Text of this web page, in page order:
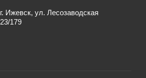
г. Ижевск, ул. Лесозаводская
23/179